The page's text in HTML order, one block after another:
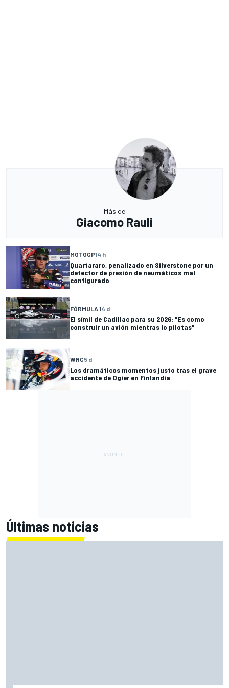
Más de
Giacomo Rauli
MOTOGP14 h
Quartararo, penalizado en Silverstone por un
detector de presión de neumáticos mal
configurado
FÓRMULA 14 d
El símil de Cadillac para su 2026: "Es como
construir un avión mientras lo pilotas"
WRC5 d
Los dramáticos momentos justo tras el grave
accidente de Ogier en Finlandia
Últimas noticias